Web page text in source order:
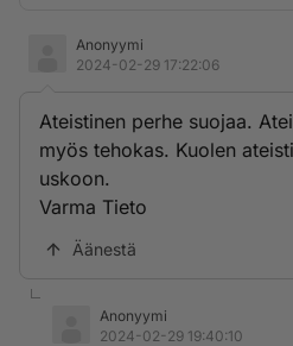
Anonyymi
2024-02-29 17:22:06
Ateistinen perhe suojaa.
myös tehokas. Kuolen
uskoon.
Varma Tieto
Äänestä
Anonyymi
2024-02-29 19:40:10